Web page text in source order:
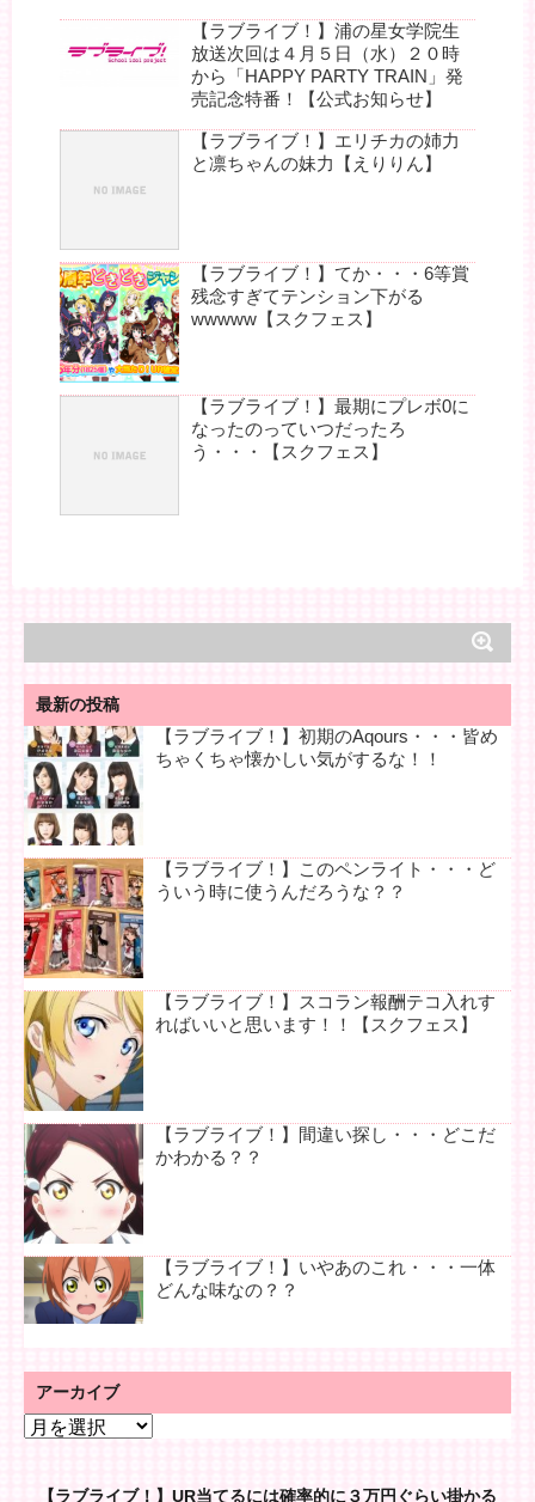
【ラブライブ！】浦の星女学院生
放送次回は４月５日（水）２０時
から「HAPPY PARTY TRAIN」発
売記念特番！【公式お知らせ】
【ラブライブ！】エリチカの姉力
と凛ちゃんの妹力【えりりん】
【ラブライブ！】てか・・・6等賞
残念すぎてテンション下がる
wwwww【スクフェス】
【ラブライブ！】最期にプレボ0に
なったのっていつだったろ
う・・・【スクフェス】
最新の投稿
【ラブライブ！】初期のAqours・・・皆め
ちゃくちゃ懐かしい気がするな！！
【ラブライブ！】このペンライト・・・ど
ういう時に使うんだろうな？？
【ラブライブ！】スコラン報酬テコ入れす
ればいいと思います！！【スクフェス】
【ラブライブ！】間違い探し・・・どこだ
かわかる？？
【ラブライブ！】いやあのこれ・・・一体
どんな味なの？？
アーカイブ
ア
【ラブライブ！】UR当てるには確率的に３万円ぐらい掛かる